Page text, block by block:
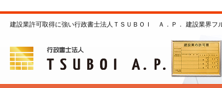
建設業許可取得に強い行政書士法人ＴＳＵＢＯＩ Ａ．Ｐ． 建設業界フ